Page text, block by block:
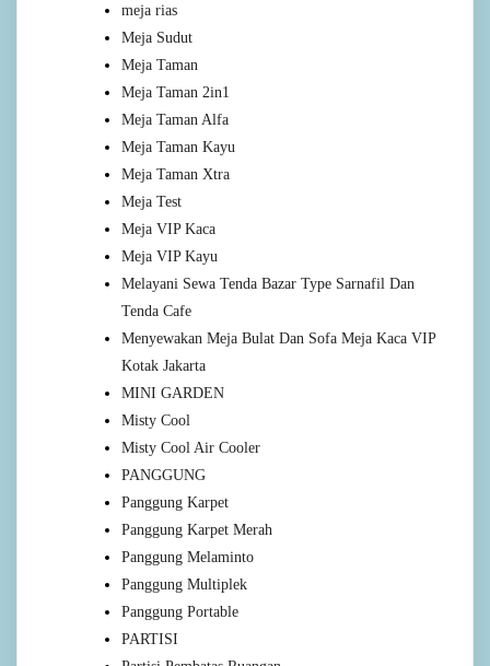
meja rias
Meja Sudut
Meja Taman
Meja Taman 2in1
Meja Taman Alfa
Meja Taman Kayu
Meja Taman Xtra
Meja Test
Meja VIP Kaca
Meja VIP Kayu
Melayani Sewa Tenda Bazar Type Sarnafil Dan
Tenda Cafe
Menyewakan Meja Bulat Dan Sofa Meja Kaca VIP
Kotak Jakarta
MINI GARDEN
Misty Cool
Misty Cool Air Cooler
PANGGUNG
Panggung Karpet
Panggung Karpet Merah
Panggung Melaminto
Panggung Multiplek
Panggung Portable
PARTISI